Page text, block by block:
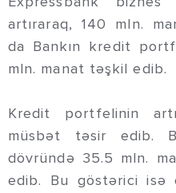
artıraraq, 140 mln.
da Bankın kredit
mln. manat təşkil edib.
Kredit portfelinin
müsbət təsir edib.
dövründə 35.5 mln.
edib. Bu göstərici